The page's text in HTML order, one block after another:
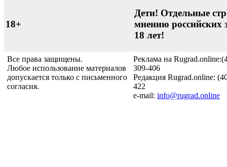
18+
Дети! Отдельные
мнению российских
18 лет!
Все права защищены.
Любое использование материалов
допускается только с письменного
согласия.
Реклама на
309-406
Редакция Rugrad.online:
422
e-mail: info@rugrad.online